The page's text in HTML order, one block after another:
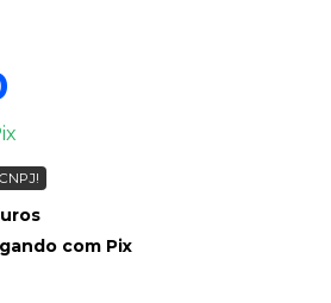
com Pix